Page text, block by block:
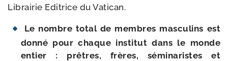
Librairie Editrice du Vatican.
Le nombre total de membres mas­cu­lins est
don­né pour chaque ins­ti­tut dans le monde
entier : prêtres, frères, sémi­na­ristes et